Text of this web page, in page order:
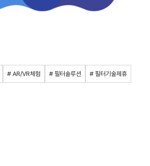
# AR/VR체험 # 필터솔루션 # 필터기술제휴